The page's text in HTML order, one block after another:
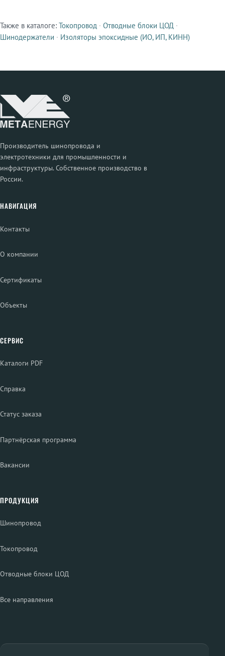
Смежные продукты
Также в каталоге: Токопровод · Отводные блоки ЦОД ·
Шинодержатели · Изоляторы эпоксидные (ИО, ИП, КИНН)
Производитель шинопровода и
электротехники для промышленности и
инфраструктуры. Собственное производство в
России.
НАВИГАЦИЯ
Контакты
О компании
Сертификаты
Объекты
СЕРВИС
Каталоги PDF
Справка
Статус заказа
Партнёрская программа
Вакансии
ПРОДУКЦИЯ
Шинопровод
Токопровод
Отводные блоки ЦОД
Все направления